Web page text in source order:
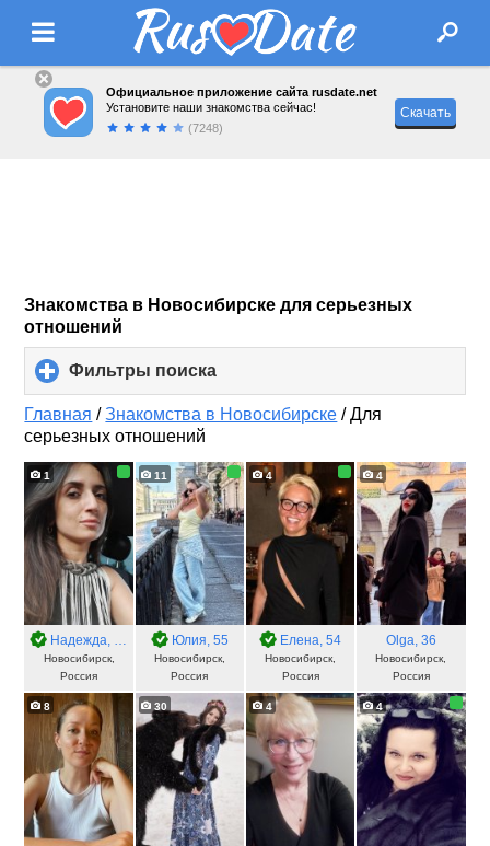
Официальное приложение сайта rusdate.net
Установите наши знакомства сейчас!
(7248)
Скачать
Знакомства в Новосибирске для серьезных
отношений
Фильтры поиска
to
expand
Главная /Знакомства в Новосибирске /Для
серьезных отношений
1
Надежда, 40
Новосибирск,
Россия
11
Юлия, 55
Новосибирск,
Россия
4
Елена, 54
Новосибирск,
Россия
4
Olga, 36
Новосибирск,
Россия
8 30 4 4